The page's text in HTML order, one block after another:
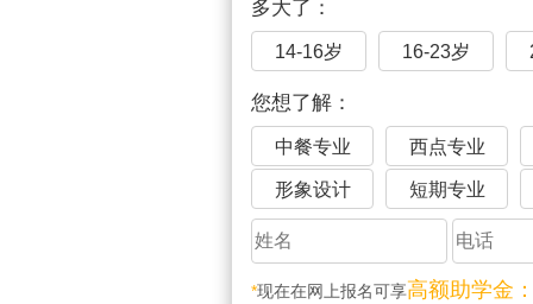
多大了：
14-16岁 16-23岁
您想了解：
中餐专业 西点专业
形象设计 短期专业
*现在在网上报名可享高额助学金